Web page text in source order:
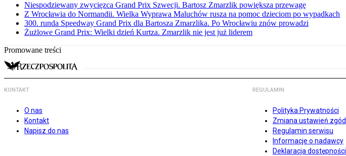
Niespodziewany zwycięzca Grand Prix Szwecji. Bartosz Zmarzlik powiększa przewagę
Z Wrocławia do Normandii. Wielka Wyprawa Maluchów rusza na pomoc dzieciom po wypadkach
300. runda Speedway Grand Prix dla Bartosza Zmarzlika. Po Wrocławiu znów prowadzi
Żużlowe Grand Prix: Wielki dzień Kurtza. Zmarzlik nie jest już liderem
Promowane treści
KONTAKT
O nas
Kontakt
Napisz do nas
REGULAMIN
Polityka Prywatności
Zmiana ustawień zgód
Regulamin serwisu
Informacje o nadawcy
Deklaracja dostępności